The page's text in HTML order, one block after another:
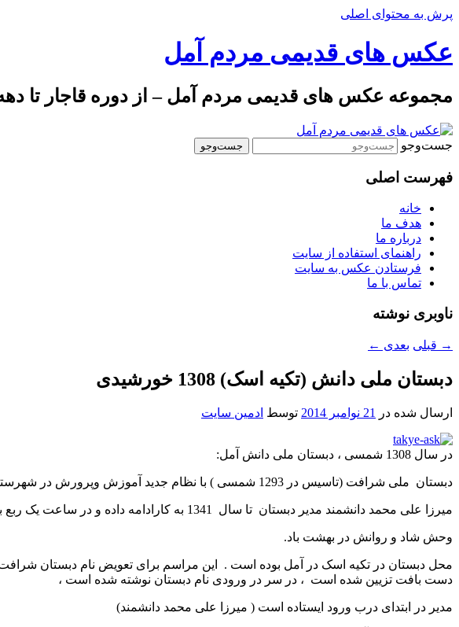
پرش به محتوای اصلی
عکس های قدیمی مردم آمل
مجموعه عکس های قدیمی مردم آمل – از دوره قاجار تا
جست‌وجو
فهرست اصلی
خانه
هدف ما
درباره ما
راهنمای استفاده از سایت
فرستادن عکس به سایت
تماس با ما
ناوبری نوشته
→ قبلی بعدی ←
دبستان ملی دانش (تکیه اسک) 1308 خورشیدی
ارسال شده در 21 نوامبر 2014 توسط ادمین سایت
در سال 1308 شمسی ، دبستان ملی دانش آمل:
دبستان ملی شرافت (تاسیس در 1293 شمسی ) با نظام جدید آموزش وپرورش در شهرستان آمل در سال 1308 شمسی به دبستان ملی دانش آمل تغییر نام می دهد
میرزا علی محمد دانشمند مدیر دبستان تا سال 1341 به کارادامه داده و در ساعت یک ربع به ده صبح در روی صندلی مدیریت جان به جان آفرین تسلیم می کند .ر
وحش شاد و روانش در بهشت باد.
محل دبستان در تکیه اسک در آمل بوده است . این مراسم برای تعویض نام دبستان شرافت
دست بافت تزیین شده است ، در سر در ورودی نام دبستان نوشته شده است ،
مدیر در ابتدای درب ورود ایستاده است ( میرزا علی محمد دانشمند)